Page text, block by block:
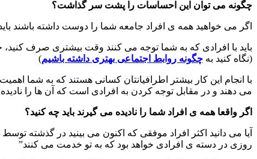
چگونه می توان این احساسات را پشت سر گذاشت؟
اگر می خواهید همه ی افراد جامعه شما را دوست داشته باشند
باید با افرادی که به شما توجه می کنند وقت بیشتری صرف
(نگاه کنید به چگونه روابط اجتماعی بهتری داشته باشیم)
با انجام این کار بیشتر اطرافیانتان کسانی هستند که به شما
می دهند و در مقابل توجه کردن به افرادی است که آن ها را
اگر واقعا همه ی افراد شما را نادیده می گیرند باید چه کنید؟
آیا می دانید اکثر افراد موفقی که اکنون می بینید در گذشته
روزی در دسته ی افرادی خواهد بود که به تو خدمت می کنند”